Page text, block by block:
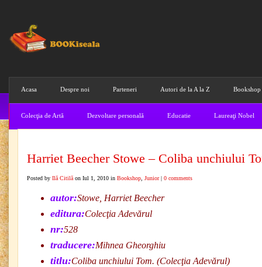
Acasa Despre noi Parteneri Autori de la A la Z Bookshop
Colecţia de Artă Dezvoltare personală Educatie Laureaţi Nobel
Harriet Beecher Stowe – Coliba unchiului
Posted by Ilă Citilă on Iul 1, 2010 in Bookshop Junior| 0 comments
autor:Stowe, Harriet Beecher
editura:Colecţia Adevărul
nr:528
traducere:Mihnea Gheorghiu
titlu:Coliba unchiului Tom. (Colecţia Adevărul)